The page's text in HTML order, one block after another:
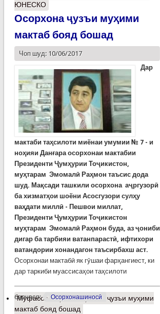
ЮНЕСКО
Осорхона ҷузъи муҳими
мактаб бояд бошад
Чоп шуд: 10/06/2017
Дар
мактаби таҳсилоти миёнаи умумии № 7 - и
ноҳияи Данғара осорхонаи мактабии
Президенти Ҷумҳурии Тоҷикистон,
муҳтарам Эмомалӣ Раҳмон таъсис дода
шуд. Мақсади ташкили осорхона аҷргузорӣ
ба хизматҳои шоёни Асосгузори сулҳу
ваҳдати миллӣ - Пешвои миллат,
Президенти Ҷумҳурии Тоҷикистон
муҳтарам Эмомалӣ Раҳмон буда, азҷониби
дигар ба тарбияи ватанпарастӣ, ифтихори
ватандории хонандагон таъсирбахш аст.
Осорхонаи мактабӣ як гӯшаи фарҳангиест, ки
дар таркиби муассисаҳои таҳсилоти
барчасп: Осорхонашиносӣ
Муфассалтаро Осорхона ҷузъи муҳими
мактаб бояд бошад